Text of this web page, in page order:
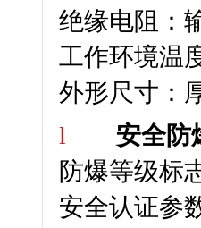
绝缘电阻：
工作环境温
外形尺寸：
l
安全防
防爆等级标
安全认证参